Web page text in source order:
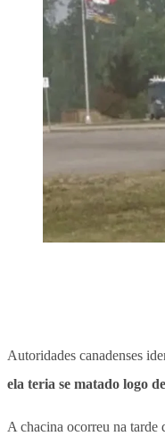
Autoridades canadenses
ela teria se matado logo
A chacina ocorreu na tarde